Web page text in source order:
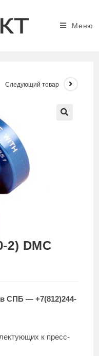
Меню
Следующий товар
2) DMC
СПБ — +7(812)244-
к пресс-